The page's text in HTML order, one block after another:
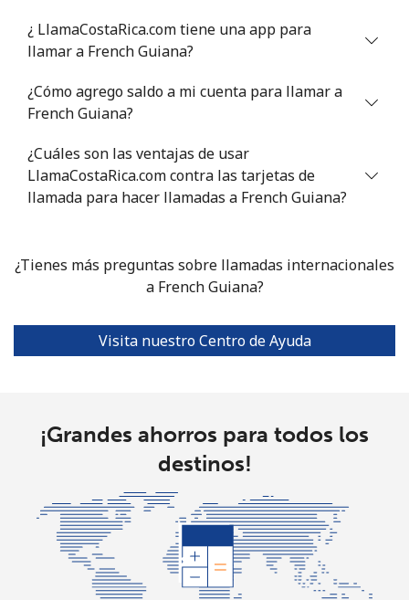
¿ LlamaCostaRica.com tiene una app para
llamar a French Guiana?
¿Cómo agrego saldo a mi cuenta para llamar a
French Guiana?
¿Cuáles son las ventajas de usar
LlamaCostaRica.com contra las tarjetas de
llamada para hacer llamadas a French Guiana?
¿Tienes más preguntas sobre llamadas internacionales
a French Guiana?
Visita nuestro Centro de Ayuda
¡Grandes ahorros para todos los
destinos!